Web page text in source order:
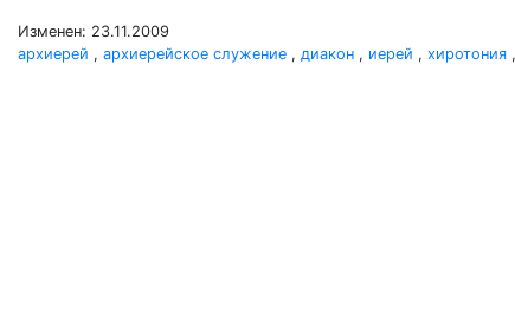
Изменен: 23.11.2009
архиерей , архиерейское служение , диакон , иерей , хиротония ,